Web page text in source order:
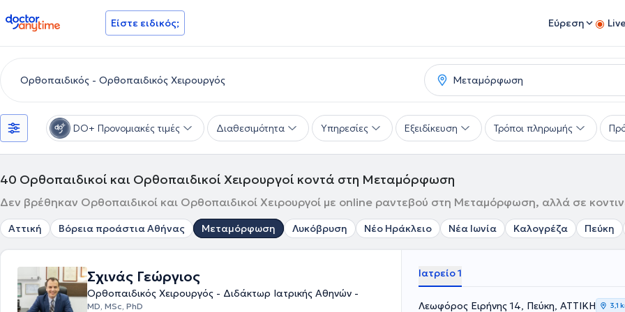
doctoranytime Είστε ειδικός; Εύρεση
DO+ Προνομιακές τιμές Διαθεσιμότητα Υπηρεσίες Εξειδίκευση Τρόποι πληρωμής
40 Ορθοπαιδικοί και Ορθοπαιδικοί Χειρουργοί κοντά στη Μεταμόρφωση
Δεν βρέθηκαν Ορθοπαιδικοί και Ορθοπαιδικοί Χειρουργοί με online ραντεβού στη Μεταμόρφωση, αλλά σε
Αττική Βόρεια προάστια Αθήνας Μεταμόρφωση Λυκόβρυση Νέο Ηράκλειο Νέα Ιωνία Καλογρέζα Πεύκη
Σχινάς Γεώργιος
Ορθοπαιδικός Χειρουργός - Διδάκτωρ Ιατρικής Αθηνών -
MD, MSc, PhD
Ιατρείο 1
Λεωφόρος Ειρήνης 14, Πεύκη, ΑΤΤΙΚΗ 3,1